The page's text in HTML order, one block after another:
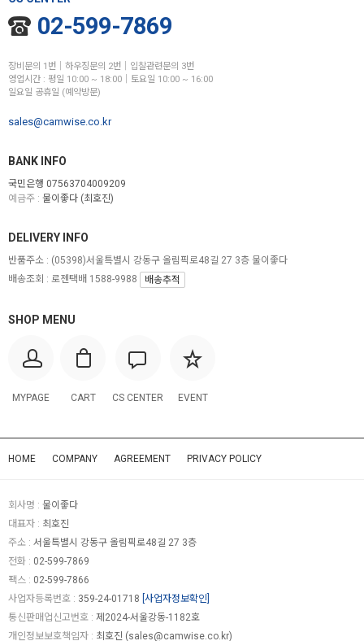
02-599-7869
장비문의 1번│하우징문의 2번│입찰관련문의 3번
영업시간 : 평일 10:00 ~ 18:00│토요일 10:00 ~ 16:00
일요일 공휴일 (예약방문)
sales@camwise.co.kr
BANK INFO
국민은행 07563704009209
예금주 : 물이좋다 (최호진)
SHOP MENU
MYPAGE CART CS CENTER EVENT
DELIVERY INFO
반품주소 : (05398)서울특별시 강동구 올림픽로48길 27 3층 물이좋다
배송조회 : 로젠택배 1588-9988
배송추적
HOME COMPANY AGREEMENT PRIVACY POLICY
회사명 : 물이좋다
대표자 : 최호진
주소 : 서울특별시 강동구 올림픽로48길 27 3층
전화 : 02-599-7869
팩스 : 02-599-7866
사업자등록번호 : 359-24-01718 [사업자정보확인]
통신판매업신고번호 : 제2024-서울강동-1182호
개인정보보호책임자 : 최호진 (sales@camwise.co.kr)